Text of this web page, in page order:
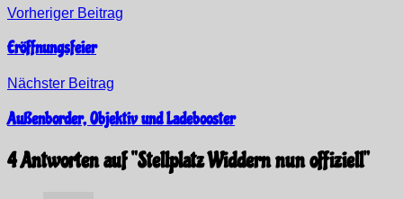
Vorheriger Beitrag
Eröffnungsfeier
Nächster Beitrag
Außenborder, Objektiv und Ladebooster
4 Antworten auf “Stellplatz Widdern nun offiziell”